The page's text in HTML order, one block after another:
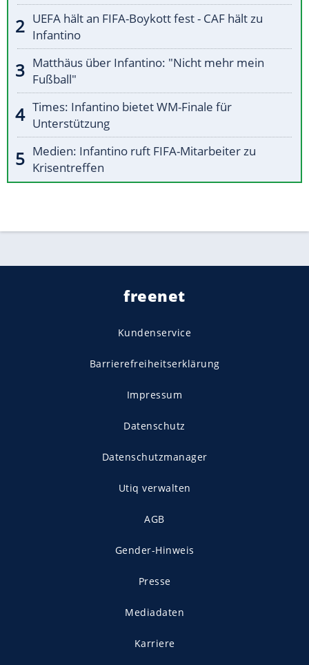
UEFA hält an FIFA-Boykott fest - CAF hält zu
Infantino
Matthäus über Infantino: "Nicht mehr mein
Fußball"
Times: Infantino bietet WM-Finale für
Unterstützung
Medien: Infantino ruft FIFA-Mitarbeiter zu
Krisentreffen
freenet
Kundenservice
Barrierefreiheitserklärung
Impressum
Datenschutz
Datenschutzmanager
Utiq verwalten
AGB
Gender-Hinweis
Presse
Mediadaten
Karriere